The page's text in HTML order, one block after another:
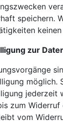
speichern.
keinen
zur
möglich.
jederzeit
zum
vom